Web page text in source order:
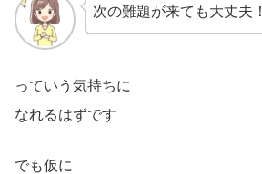
次の難題が来ても大丈夫！
っていう気持ちに
なれるはずです
でも仮に